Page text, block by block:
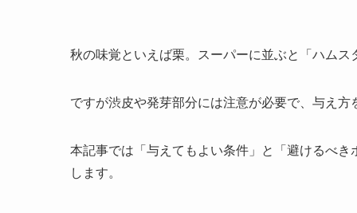
秋の味覚といえば栗。スーパーに並ぶと「ハム
ですが渋皮や発芽部分には注意が必要で、与え
本記事では「与えてもよい条件」と「避けるべ
します。